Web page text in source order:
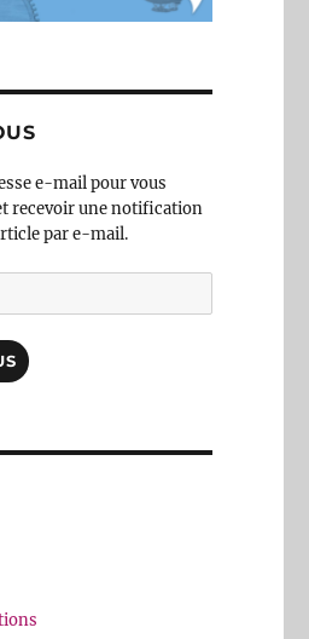
e-mail pour vous
recevoir une notification
par e-mail.